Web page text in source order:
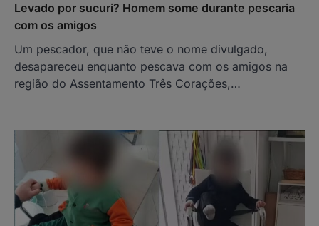
Levado por sucuri? Homem some durante pescaria
com os amigos
Um pescador, que não teve o nome divulgado,
desapareceu enquanto pescava com os amigos na
região do Assentamento Três Corações,…